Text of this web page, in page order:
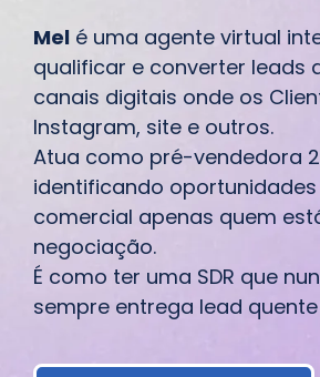
Mel é uma agente virtual
qualificar e converter leads
canais digitais onde os
Instagram, site e outros.
Atua como pré-vendedora
identificando
comercial apenas quem
negociação.
É como ter uma SDR que
sempre entrega lead